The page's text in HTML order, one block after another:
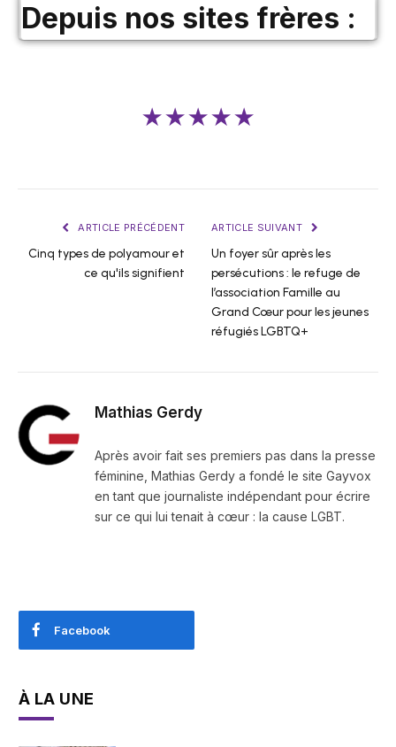
Depuis nos sites frères :
★★★★★
ARTICLE PRÉCÉDENT
Cinq types de polyamour et
ce qu'ils signifient
ARTICLE SUIVANT
Un foyer sûr après les
persécutions : le refuge de
l’association Famille au
Grand Cœur pour les jeunes
réfugiés LGBTQ+
Mathias Gerdy
Après avoir fait ses premiers pas dans la presse
féminine, Mathias Gerdy a fondé le site Gayvox
en tant que journaliste indépendant pour écrire
sur ce qui lui tenait à cœur : la cause LGBT.
Facebook
À LA UNE